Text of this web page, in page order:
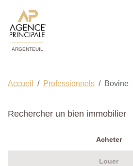
ARGENTEUIL
Accueil Professionnels Bovine
Rechercher un bien immobilier
Acheter
Louer